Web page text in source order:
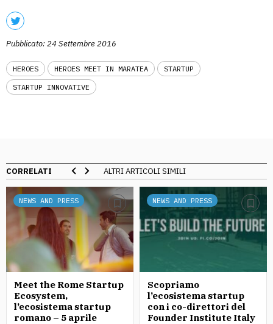
Pubblicato: 24 Settembre 2016
HEROES HEROES MEET IN MARATEA
STARTUP
STARTUP INNOVATIVE
CORRELATI ALTRI ARTICOLI SIMILI
NEWS AND PRESS
Meet the Rome Startup
Ecosystem,
l’ecosistema startup
romano – 5 aprile
NEWS AND PRESS
Scopriamo
l’ecosistema startup
con i co-direttori del
Founder Institute Italy